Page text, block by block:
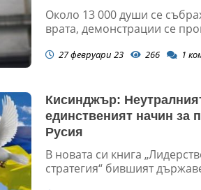
Около 13 000 души се
врата, демонстрации се
27 февруари 23 266 1
Кисинджър:
единственият начин за
Русия
В новата си книга
стратегия“ бившият